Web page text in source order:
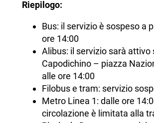
Riepilogo:
Bus: il servizio è sospeso a
ore 14:00
Alibus: il servizio sarà attivo
Capodichino – piazza
alle ore 14:00
Filobus e tram: servizio
Metro Linea 1: dalle ore
circolazione è limitata alla